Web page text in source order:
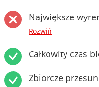
Największe
Rozwiń
Całkowity czas
Zbiorcze